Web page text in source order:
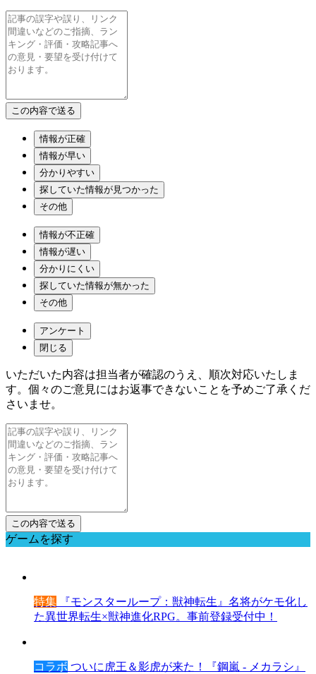
情報が正確
情報が早い
分かりやすい
探していた情報が見つかった
その他
情報が不正確
情報が遅い
分かりにくい
探していた情報が無かった
その他
アンケート
閉じる
いただいた内容は担当者が確認のうえ、順次対応いたしま
す。個々のご意見にはお返事できないことを予めご了承くだ
さいませ。
ゲームを探す
特集 『モンスターループ：獣神転生』名将がケモ化し
た異世界転生×獣神進化RPG。事前登録受付中！
コラボ ついに虎王＆影虎が来た！『鋼嵐 - メカラシ』